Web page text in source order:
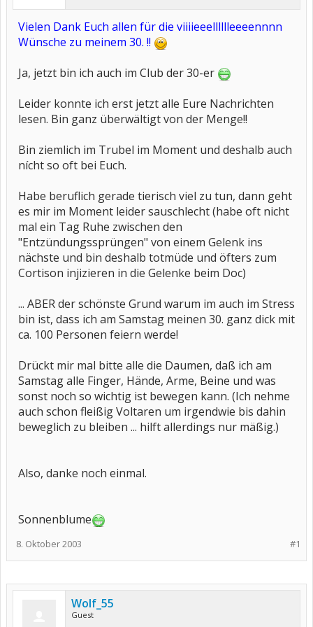
Vielen Dank Euch allen für die viiiieeelllllleeeennnn
Wünsche zu meinem 30. !!
Ja, jetzt bin ich auch im Club der 30-er
Leider konnte ich erst jetzt alle Eure Nachrichten
lesen. Bin ganz überwältigt von der Menge!!
Bin ziemlich im Trubel im Moment und deshalb auch
nícht so oft bei Euch.
Habe beruflich gerade tierisch viel zu tun, dann geht
es mir im Moment leider sauschlecht (habe oft nicht
mal ein Tag Ruhe zwischen den
"Entzündungssprüngen" von einem Gelenk ins
nächste und bin deshalb totmüde und öfters zum
Cortison injizieren in die Gelenke beim Doc)
... ABER der schönste Grund warum im auch im Stress
bin ist, dass ich am Samstag meinen 30. ganz dick mit
ca. 100 Personen feiern werde!
Drückt mir mal bitte alle die Daumen, daß ich am
Samstag alle Finger, Hände, Arme, Beine und was
sonst noch so wichtig ist bewegen kann. (Ich nehme
auch schon fleißig Voltaren um irgendwie bis dahin
beweglich zu bleiben ... hilft allerdings nur mäßig.)
Also, danke noch einmal.
Sonnenblume
#1
8. Oktober 2003
Wolf_55
Guest